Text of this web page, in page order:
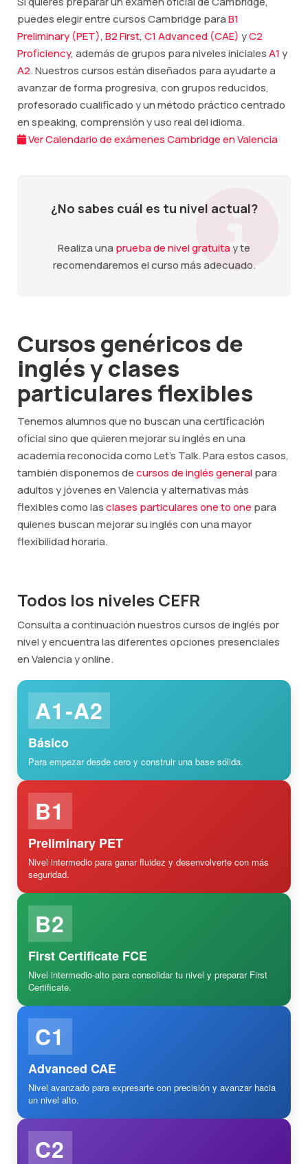
puedes elegir entre cursos Cambridge paraB1
Preliminary (PET), B2 First, C1 Advanced (CAE) yC2
Proficiency, además de grupos para niveles inicialesA1y
A2. Nuestros cursos están diseñados para ayudarte a
avanzar de forma progresiva, con grupos reducidos,
profesorado cualificado y un método práctico centrado
en speaking, comprensión y uso real del idioma.
Ver Calendario de exámenes Cambridge en Valencia
¿No sabes cuál es tu nivel actual?
Realiza una prueba de nivel gratuitay te
recomendaremos el curso más adecuado.
Cursos genéricos de
inglés y clases
particulares flexibles
Tenemos alumnos que no buscan una certificación
oficial sino que quieren mejorar su inglés en una
academia reconocida como Let's Talk. Para estos casos,
también disponemos decursos de inglés generalpara
adultos y jóvenes en Valencia y alternativas más
flexibles como lasclases particulares one to one para
quienes buscan mejorar su inglés con una mayor
flexibilidad horaria.
Todos los niveles CEFR
Consulta a continuación nuestros cursos de inglés por
nivel y encuentra las diferentes opciones presenciales
en Valencia y online.
A1-A2
Básico
Para empezar desde cero y construir una base sólida.
B1
Preliminary PET
Nivel intermedio para ganar fluidez y desenvolverte con más
seguridad.
B2
First Certificate FCE
Nivel intermedio-alto para consolidar tu nivel y preparar First
Certificate.
C1
Advanced CAE
Nivel avanzado para expresarte con precisión y avanzar hacia
un nivel alto.
C2